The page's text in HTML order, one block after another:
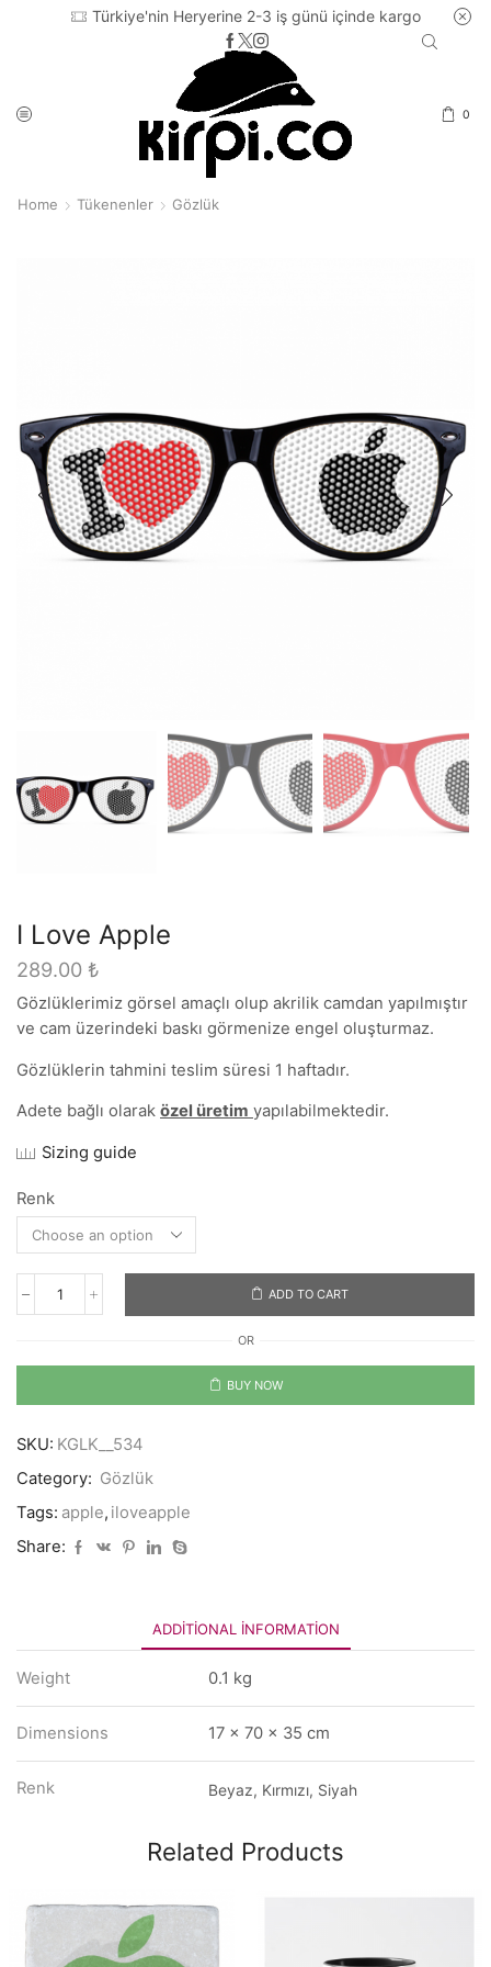
Türkiye'nin Heryerine 2-3 iş günü içinde kargo
0
Home Tükenenler Gözlük
I Love Apple
289.00 ₺
Gözlüklerimiz görsel amaçlı olup akrilik camdan yapılmıştır
ve cam üzerindeki baskı görmenize engel oluşturmaz.
Gözlüklerin tahmini teslim süresi 1 haftadır.
Adete bağlı olarak özel üretim yapılabilmektedir.
Sizing guide
Renk
I
quantity
ADD TO CART
OR
BUY NOW
SKU: KGLK__534
Category: Gözlük
Tags: apple, iloveapple
Share:
ADDITIONAL INFORMATION
Weight 0.1 kg
Dimensions 17 × 70 × 35 cm
Renk Beyaz, Kırmızı, Siyah
Related Products